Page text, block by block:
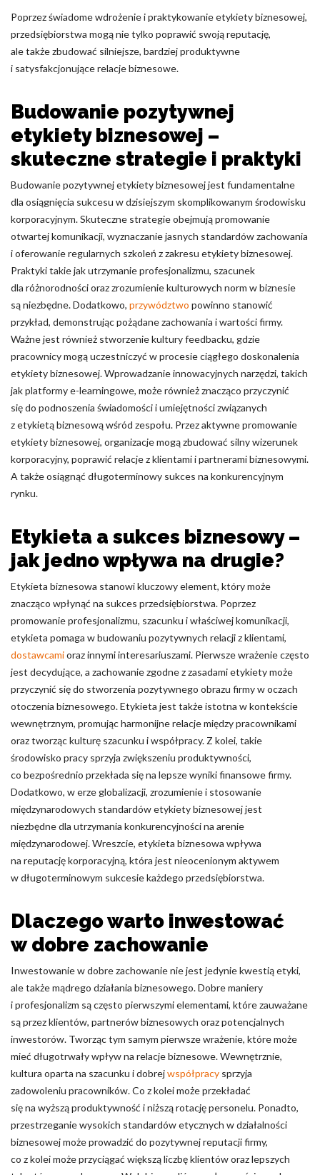
Poprzez świadome wdrożenie i praktykowanie etykiety biznesowej,
przedsiębiorstwa mogą nie tylko poprawić swoją reputację,
ale także zbudować silniejsze, bardziej produktywne
i satysfakcjonujące relacje biznesowe.
Budowanie pozytywnej
etykiety biznesowej –
skuteczne strategie i praktyki
Budowanie pozytywnej etykiety biznesowej jest fundamentalne
dla osiągnięcia sukcesu w dzisiejszym skomplikowanym środowisku
korporacyjnym. Skuteczne strategie obejmują promowanie
otwartej komunikacji, wyznaczanie jasnych standardów zachowania
i oferowanie regularnych szkoleń z zakresu etykiety biznesowej.
Praktyki takie jak utrzymanie profesjonalizmu, szacunek
dla różnorodności oraz zrozumienie kulturowych norm w biznesie
są niezbędne. Dodatkowo, przywództwo powinno stanowić
przykład, demonstrując pożądane zachowania i wartości firmy.
Ważne jest również stworzenie kultury feedbacku, gdzie
pracownicy mogą uczestniczyć w procesie ciągłego doskonalenia
etykiety biznesowej. Wprowadzanie innowacyjnych narzędzi, takich
jak platformy e-learningowe, może również znacząco przyczynić
się do podnoszenia świadomości i umiejętności związanych
z etykietą biznesową wśród zespołu. Przez aktywne promowanie
etykiety biznesowej, organizacje mogą zbudować silny wizerunek
korporacyjny, poprawić relacje z klientami i partnerami biznesowymi.
A także osiągnąć długoterminowy sukces na konkurencyjnym
rynku.
Etykieta a sukces biznesowy –
jak jedno wpływa na drugie?
Etykieta biznesowa stanowi kluczowy element, który może
znacząco wpłynąć na sukces przedsiębiorstwa. Poprzez
promowanie profesjonalizmu, szacunku i właściwej komunikacji,
etykieta pomaga w budowaniu pozytywnych relacji z klientami,
dostawcamioraz innymi interesariuszami. Pierwsze wrażenie często
jest decydujące, a zachowanie zgodne z zasadami etykiety może
przyczynić się do stworzenia pozytywnego obrazu firmy w oczach
otoczenia biznesowego. Etykieta jest także istotna w kontekście
wewnętrznym, promując harmonijne relacje między pracownikami
oraz tworząc kulturę szacunku i współpracy. Z kolei, takie
środowisko pracy sprzyja zwiększeniu produktywności,
co bezpośrednio przekłada się na lepsze wyniki finansowe firmy.
Dodatkowo, w erze globalizacji, zrozumienie i stosowanie
międzynarodowych standardów etykiety biznesowej jest
niezbędne dla utrzymania konkurencyjności na arenie
międzynarodowej. Wreszcie, etykieta biznesowa wpływa
na reputację korporacyjną, która jest nieocenionym aktywem
w długoterminowym sukcesie każdego przedsiębiorstwa.
Dlaczego warto inwestować
w dobre zachowanie
Inwestowanie w dobre zachowanie nie jest jedynie kwestią etyki,
ale także mądrego działania biznesowego. Dobre maniery
i profesjonalizm są często pierwszymi elementami, które zauważane
są przez klientów, partnerów biznesowych oraz potencjalnych
inwestorów. Tworząc tym samym pierwsze wrażenie, które może
mieć długotrwały wpływ na relacje biznesowe. Wewnętrznie,
kultura oparta na szacunku i dobrejwspółpracy sprzyja
zadowoleniu pracowników. Co z kolei może przekładać
się na wyższą produktywność i niższą rotację personelu. Ponadto,
przestrzeganie wysokich standardów etycznych w działalności
biznesowej może prowadzić do pozytywnej reputacji firmy,
co z kolei może przyciągać większą liczbę klientów oraz lepszych